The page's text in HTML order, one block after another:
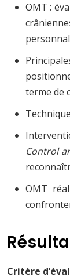
OMT :
terme de
Control
OMT
Critère